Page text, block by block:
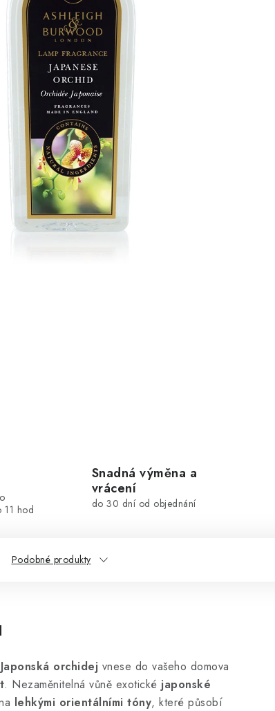
11 hod
Snadná výměna a
vrácení
do 30 dní od objednání
Podobné produkty
orchidej vnese do vašeho domova
. Nezaměnitelná vůně exotické japonské
lehkými orientálními tóny, které působí